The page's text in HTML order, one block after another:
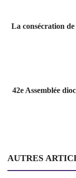
La consécration
42e Assemblée
AUTRES